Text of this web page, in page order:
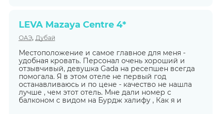
LEVA Mazaya Centre 4*
ОАЭ, Дубай
Местоположение и самое главное для меня -
удобная кровать. Персонал очень хороший и
отзывчивый, девушка Gada на ресепшен всегда
помогала. Я в этом отеле не первый год
останавливаюсь и по цене - качество не нашла
лучше , чем этот отель. Мне дали номер с
балконом с видом на Бурдж халифу , Как я и